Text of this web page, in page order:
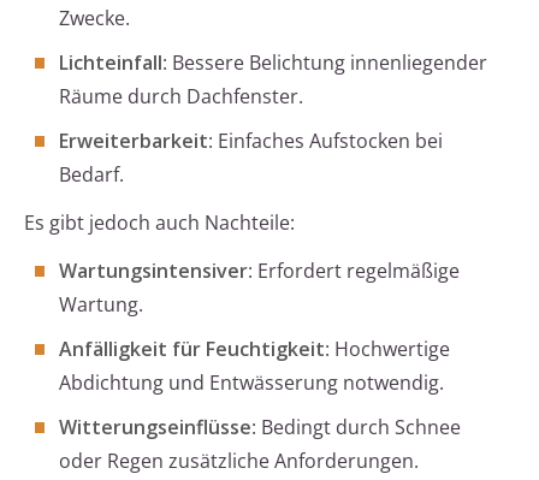
Zwecke.
Lichteinfall: Bessere Belichtung innenliegender
Räume durch Dachfenster.
Erweiterbarkeit: Einfaches Aufstocken bei
Bedarf.
Es gibt jedoch auch Nachteile:
Wartungsintensiver: Erfordert regelmäßige
Wartung.
Anfälligkeit für Feuchtigkeit: Hochwertige
Abdichtung und Entwässerung notwendig.
Witterungseinflüsse: Bedingt durch Schnee
oder Regen zusätzliche Anforderungen.